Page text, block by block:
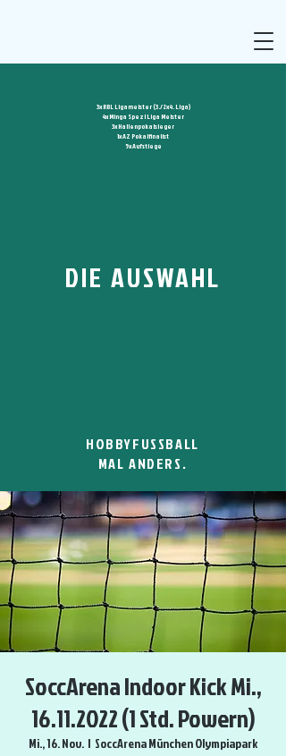
3x RBL Ligameister (3./2x4. Liga)
4x Minga Spezl Liga Meister
3x Hallenpokalsieger
1x AZ Pokalfinalist
5x Aufstiege
DIE AUSWAHL
HOBBYFUSSBALL
MAL ANDERS.
SoccArena Indoor Kick Mi.,
16.11.2022 (1 Std. Powern)
Mi., 16. Nov.
  |
SoccArena München Olympiapark